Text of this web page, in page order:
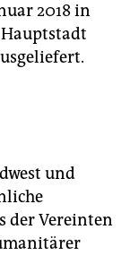
2018 in
und
der Vereinten